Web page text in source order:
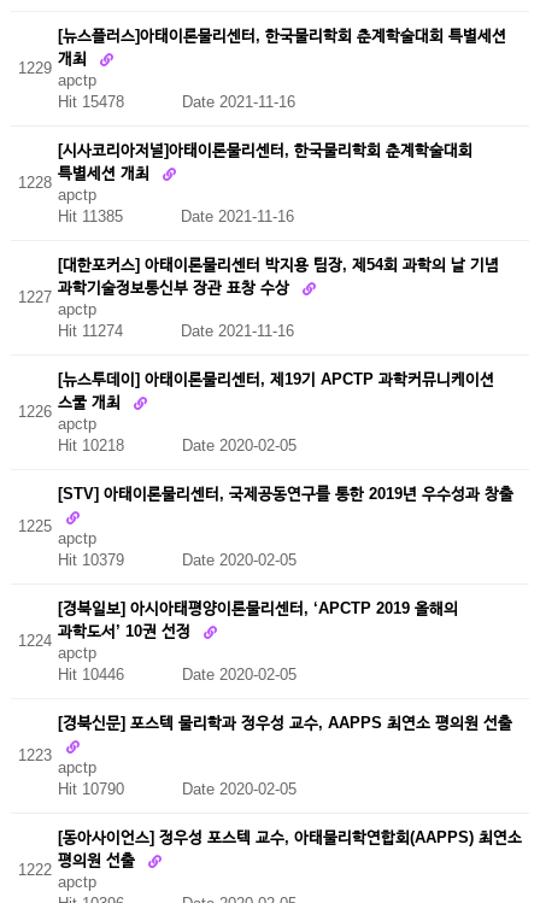
1229
[뉴스플러스]아태이론물리센터, 한국물리학회 춘계학술대회 특별세션
개최
apctp
Hit 15478 Date 2021-11-16
1228
[시사코리아저널]아태이론물리센터, 한국물리학회 춘계학술대회
특별세션 개최
apctp
Hit 11385 Date 2021-11-16
1227
[대한포커스] 아태이론물리센터 박지용 팀장, 제54회 과학의 날 기념
과학기술정보통신부 장관 표창 수상
apctp
Hit 11274 Date 2021-11-16
1226
[뉴스투데이] 아태이론물리센터, 제19기 APCTP 과학커뮤니케이션
스쿨 개최
apctp
Hit 10218 Date 2020-02-05
1225
[STV] 아태이론물리센터, 국제공동연구를 통한 2019년 우수성과 창출
apctp
Hit 10379 Date 2020-02-05
1224
[경북일보] 아시아태평양이론물리센터, ‘APCTP 2019 올해의
과학도서’ 10권 선정
apctp
Hit 10446 Date 2020-02-05
1223
[경북신문] 포스텍 물리학과 정우성 교수, AAPPS 최연소 평의원 선출
apctp
Hit 10790 Date 2020-02-05
1222
[동아사이언스] 정우성 포스텍 교수, 아태물리학연합회(AAPPS) 최연소
평의원 선출
apctp